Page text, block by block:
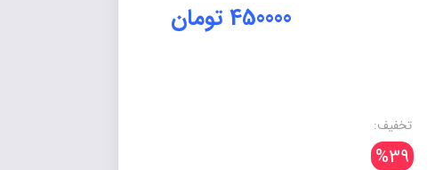
تخفیف:
%39
450000 تومان